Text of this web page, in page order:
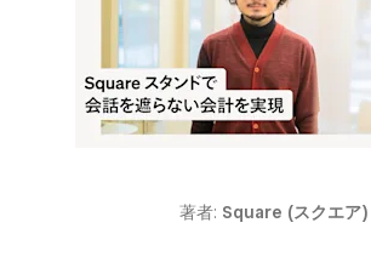
著者: Square (スクエア)